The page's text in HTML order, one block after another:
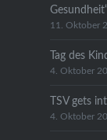
Gesundheit“
11. Oktober
Tag des
4. Oktober
TSV gets
4. Oktober